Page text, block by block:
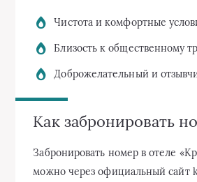
Чистота и комфортные
Близость к общественному
Доброжелательный и
Как забронировать
Забронировать номер в отеле
можно через официальный сайт